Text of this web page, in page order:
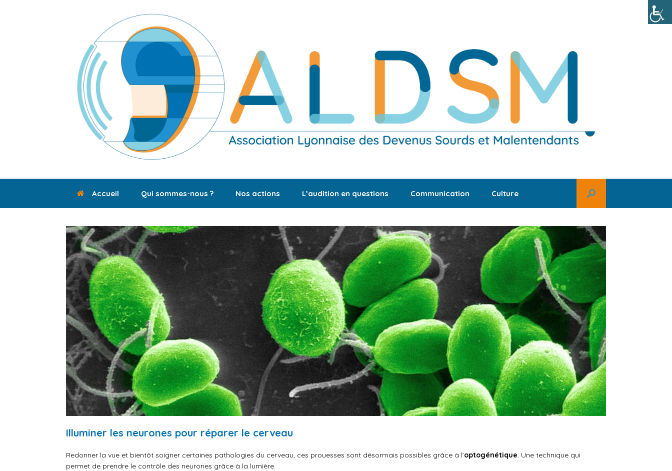
Accueil Qui sommes-nous ? Nos actions L’audition en questions Communication Culture
Illuminer les neurones pour réparer le cerveau
Redonner la vue et bientôt soigner certaines pathologies du cerveau, ces prouesses sont désormais possibles grâce à l’optogénétique . Une technique qui
permet de prendre le contrôle des neurones grâce à la lumière.